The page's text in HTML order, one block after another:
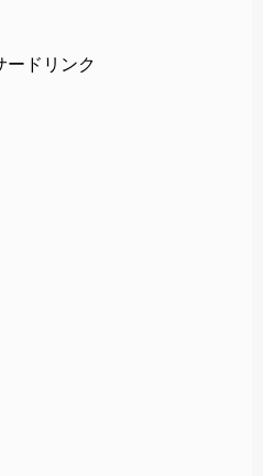
ードリンク